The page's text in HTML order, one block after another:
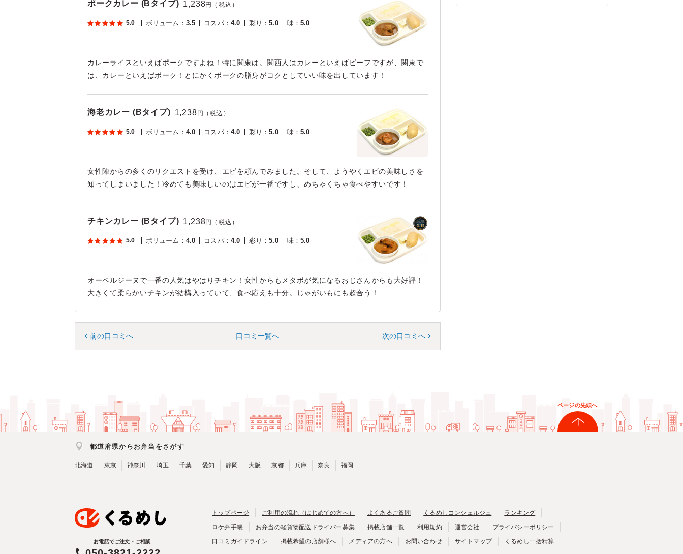
ポークカレー (Bタイプ) 1,238円（税込）
5.0 ボリューム ： 3.5 コスパ： 4.0 彩り ：5.0 味：5.0
カレーライスといえばポークですよね！特に関東は。関西人はカレーといえばビーフですが、関東で
は、カレーといえばポーク！とにかくポークの脂身がコクとしていい味を出しています！
海老カレー (Bタイプ) 1,238 円（税込）
5.0 ボリューム ： 4.0 コスパ： 4.0 彩り ：5.0 味：5.0
女性陣からの多くのリクエストを受け、エビを頼んでみました。そして、ようやくエビの美味しさを
知ってしまいました！冷めても美味しいのはエビが一番ですし、めちゃくちゃ食べやすいです！
チキンカレー (Bタイプ) 1,238円（税込）
5.0 ボリューム ： 4.0 コスパ： 4.0 彩り ：5.0 味：5.0
オーベルジーヌで一番の人気はやはりチキン！女性からもメタボが気になるおじさんからも大好評！
大きくて柔らかいチキンが結構入っていて、食べ応えも十分。じゃがいもにも超合う！
前の口コミへ 口コミ一覧へ 次の口コミへ
ページの先頭へ
都道府県からお弁当をさがす
北海道 東京 神奈川 埼玉 千葉 愛知 静岡 大阪 京都 兵庫 奈良 福岡
お電話でご注文・ご相談
トップページ ご利用の流れ（はじめての方へ） よくあるご質問 くるめしコンシェルジュ
ランキング
ロケ弁手帳
お弁当の軽貨物配送ドライバー募集 掲載店舗一覧 利用規約 運営会社
プライバシーポリシー
口コミガイドライン
掲載希望の店舗様へ メディアの方へ お問い合わせ サイトマップ くるめし一括精算